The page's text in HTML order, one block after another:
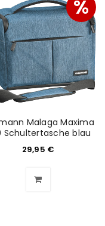
*
WP Captcha
%
Malaga Maxima
Schultertasche blau
29,95 €